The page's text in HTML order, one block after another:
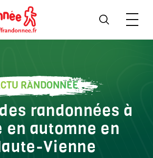
RANDONNÉE
randonnées à
en automne en
Vienne